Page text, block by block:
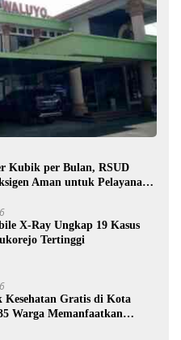
Kubik per Bulan, RSUD
Aman untuk Pelayanan
X-Ray Ungkap 19 Kasus
Tertinggi
Kesehatan Gratis di Kota
Warga Memanfaatkan